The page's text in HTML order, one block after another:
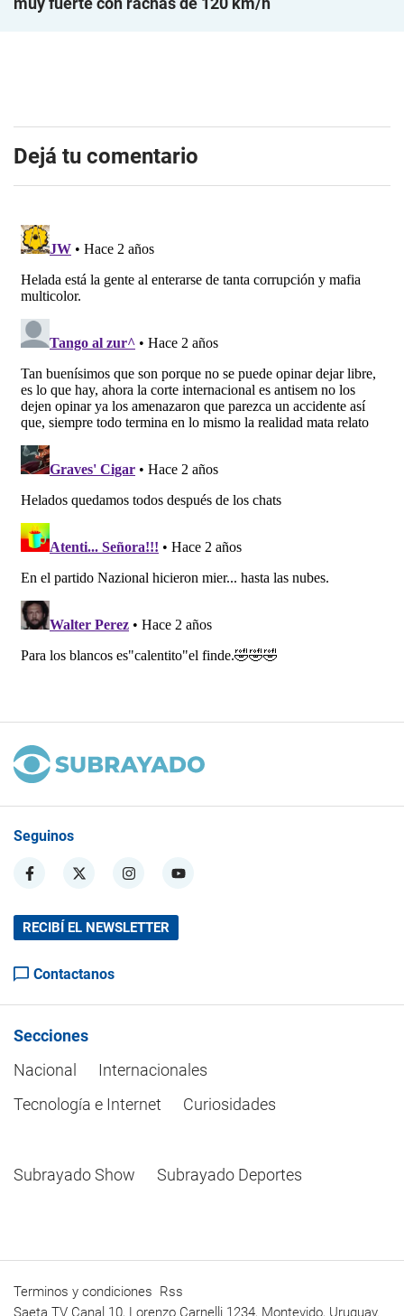
Dejá tu comentario
Seguinos
RECIBÍ EL NEWSLETTER
Contactanos
Secciones
Nacional
Internacionales
Tecnología e Internet
Curiosidades
Subrayado Show Subrayado Deportes
Terminos y condiciones Rss
Saeta TV Canal 10, Lorenzo Carnelli 1234, Montevido, Uruguay.